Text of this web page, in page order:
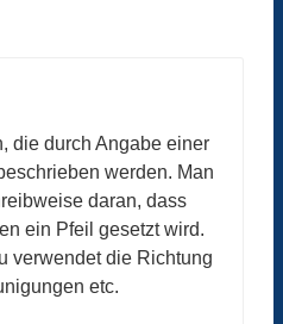
die durch Angabe einer
werden. Man
daran, dass
ein Pfeil gesetzt wird.
verwendet die Richtung
etc.